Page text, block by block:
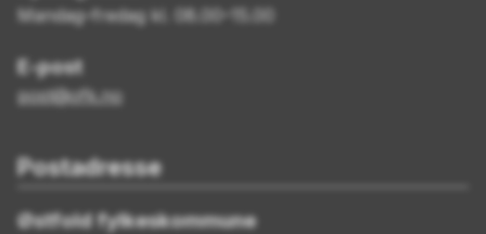
Mandag–fredag kl. 08.00–15.00
E-post
post@ofk.no
Postadresse
Østfold fylkeskommune